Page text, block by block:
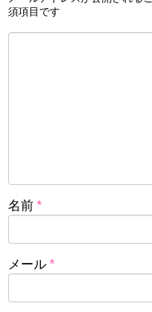
須項目です
名前 *
メール *